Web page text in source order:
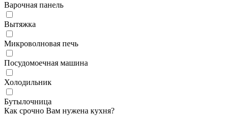
Варочная панель
Вытяжка
Микроволновая печь
Посудомоечная машина
Холодильник
Бутылочница
Как срочно Вам нужена кухня?